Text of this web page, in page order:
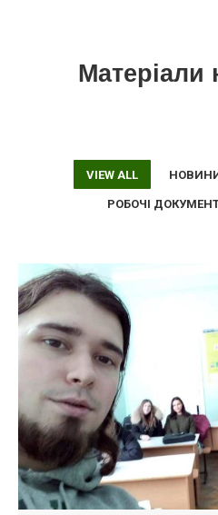
Матеріали
VIEW ALL
РОБОЧІ